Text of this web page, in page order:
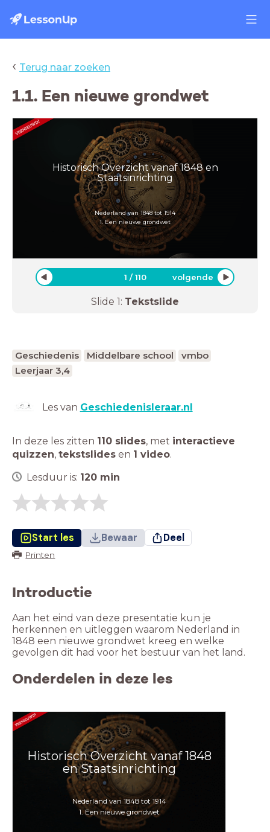
‹ Terug naar zoeken
1.1. Een nieuwe grondwet
Historisch Overzicht vanaf 1848 en
Staatsinrichting
Nederland van 1848 tot 1914
1. Een nieuwe grondwet
1 /110 volgende
Slide 1: Tekstslide
Geschiedenis Middelbare school
vmbo
Leerjaar 3,4
Les van Geschiedenisleraar.nl
In deze les zitten 110 slides, met interactieve
quizzen, tekstslides en 1 video.
Lesduur is: 120 min
Start les Bewaar Deel
Printen
Introductie
Aan het eind van deze presentatie kun je
herkennen en uitleggen waarom Nederland in
1848 een nieuwe grondwet kreeg en welke
gevolgen dit had voor het bestuur van het land.
Onderdelen in deze les
Historisch Overzicht vanaf 1848
en Staatsinrichting
Nederland van 1848 tot 1914
1. Een nieuwe grondwet